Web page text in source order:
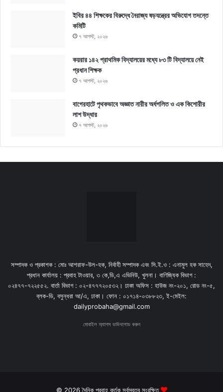
ইবির ৪৪ শিক্ষকের বিরুদ্ধে নৈরাজ্য ষড়যন্ত্রের অভিযোগ তদন্তে
কমিটি
৭ আগস্ট, ২০২৬
কয়রার ১৪২ প্রাথমিক বিদ্যালয়ের মধ্যে ৮৩ টি বিদ্যালয়ে নেই
প্রধান শিক্ষক
৭ আগস্ট, ২০২৬
বাগেরহাটে পৃথকভাবে অজ্ঞাত নারীর অর্ধগলিত ও এক কিশোরীর
লাশ উদ্ধার
৭ আগস্ট, ২০২৬
সম্পাদক ও প্রকাশক : মোঃ আশরাফ-উল-হক, নির্বাহী সম্পাদক এবং সি.ই.ও : এনামুল হক সাহেদ,
প্রধান কার্যালয় : প্রবাহ টাওয়ার, ৩ কে,ডি,এ এভিনিউ, খুলনা। বাণিজ্যিক বিভাগ :
০২৪৭৭-৭২২৫৫২. বার্তা বিভাগ : ০২-৪৭৭৭২০৫৩২। ঢাকা অফিস : হাউজ নং-২০১, রোড নং-৫,
ব্লক-ডি, বসুন্ধরা আ/এ, ঢাকা। ফোন : ০১৭১৪-০৩৮৮২৩, ই-মেইল:
dailyprobaha@gmail.com
মোবাইল অ্যাপস ডাউনলোড করুন
© 2026 দৈনিক প্রবাহ কর্তৃক সর্বস্বত্ব সংরক্ষিত